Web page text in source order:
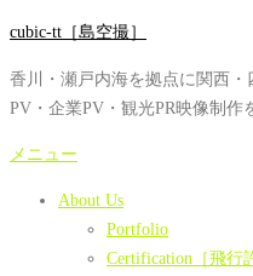
コ
テ
ン
ツ
cubic-tt［島空撮］
香川・瀬戸内海を拠点に関西
PV・企業PV・観光PR映像制作
メニュー
About Us
Portfolio
Certification［飛行